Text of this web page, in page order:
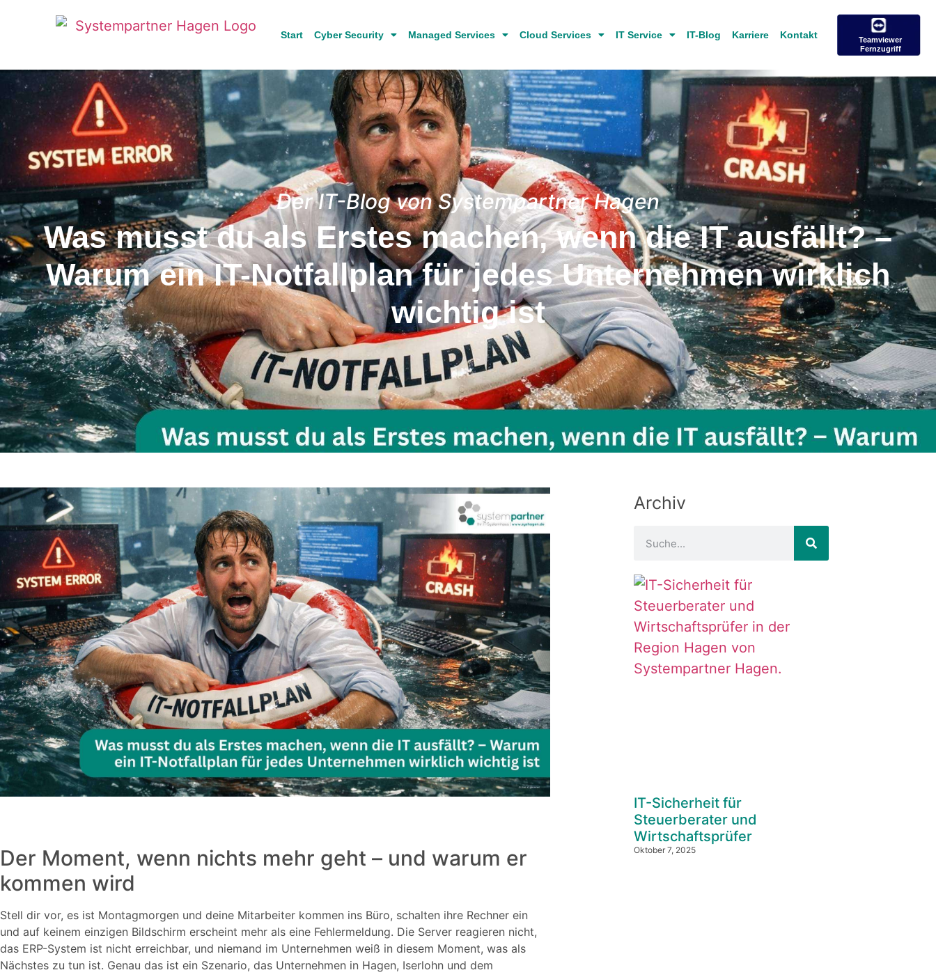
Start Cyber Security Managed Services Cloud Services IT Service IT-Blog Karriere Kontakt
Teamviewer
Fernzugriff
Der IT-Blog von Systempartner Hagen
Was musst du als Erstes machen, wenn die IT ausfällt? –
Warum ein IT-Notfallplan für jedes Unternehmen wirklich
wichtig ist
Der Moment, wenn nichts mehr geht – und warum er
kommen wird
Stell dir vor, es ist Montagmorgen und deine Mitarbeiter kommen ins Büro, schalten ihre Rechner ein
und auf keinem einzigen Bildschirm erscheint mehr als eine Fehlermeldung. Die Server reagieren nicht,
das ERP-System ist nicht erreichbar, und niemand im Unternehmen weiß in diesem Moment, was als
Nächstes zu tun ist. Genau das ist ein Szenario, das Unternehmen in Hagen, Iserlohn und dem
Archiv
IT-Sicherheit für
Steuerberater und
Wirtschaftsprüfer
Oktober 7, 2025